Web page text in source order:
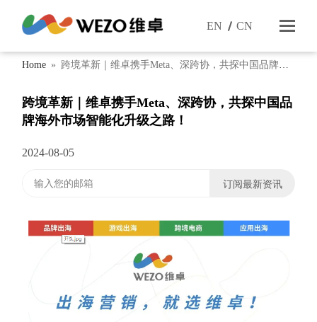
EN CN
Home » 跨境革新｜维卓携手Meta、深跨协，共探中国品牌海
跨境革新｜维卓携手Meta、深跨协，共探中国品
牌海外市场智能化升级之路！
2024-08-05